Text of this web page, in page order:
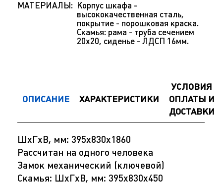
МАТЕРИАЛЫ: Корпус шкафа -
высококачественная сталь,
покрытие - порошковая краска.
Скамья: рама - труба сечением
20х20, сиденье - ЛДСП 16мм.
ОПИСАНИЕ ХАРАКТЕРИСТИКИ
УСЛОВИЯ
ОПЛАТЫ И
ДОСТАВКИ
ШхГхВ, мм: 395х830х1860
Рассчитан на одного человека
Замок механический (ключевой)
Скамья: ШхГхВ, мм: 395х830х450